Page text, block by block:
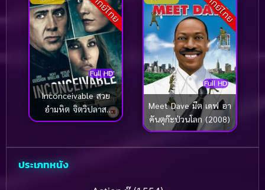
พากย์ไทย
Full HD
Inconceivable สวย
อำมหิต จิตวิปลาส
(2017)
พากย์ไทย
Full HD
Meet Dave มีต เดฟ อา
คันตุก๊ะป่วนโลก (2008)
ประเภทหนัง